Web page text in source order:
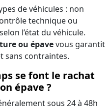
de véhicules : non
technique ou
l’état du véhicule.
ou épavevous garantit
sans contraintes.
se font le rachat
épave ?
sous 24 à 48h